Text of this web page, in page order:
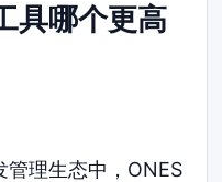
具哪个更高
理生态中，ONES